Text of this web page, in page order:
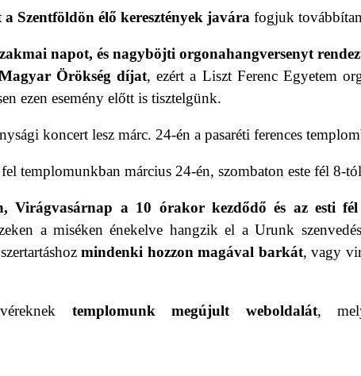
Szentföldön élő kereszté­nyek javárafogjuk
napot, és nagyböjti orgonahangversenyt
Örökség díjat, ezért a Liszt Ferenc Egyetem
ezen esemény előtt is tisztelgünk.
koncert lesz márc. 24-én a pasaréti ferences
templomunkban március 24-én, szombaton este fél 8-
Virágvasárnap a 10 órakor kezdődő és az esti fél
a miséken énekelve hangzik el a Urunk
mindenki hozzon magával barkát, vagy
templomunk megújult weboldalát,